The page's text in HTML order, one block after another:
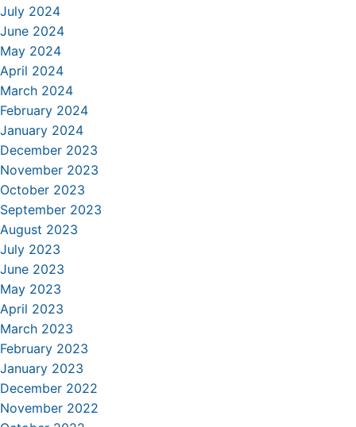
July 2024
June 2024
May 2024
April 2024
March 2024
February 2024
January 2024
December 2023
November 2023
October 2023
September 2023
August 2023
July 2023
June 2023
May 2023
April 2023
March 2023
February 2023
January 2023
December 2022
November 2022